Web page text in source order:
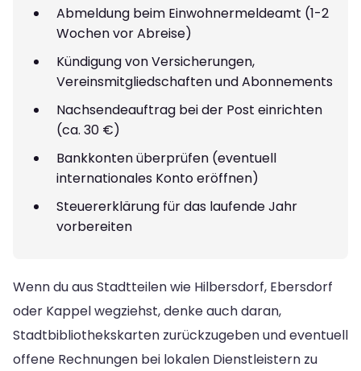
Abmeldung beim Einwohnermeldeamt (1-2
Wochen vor Abreise)
Kündigung von Versicherungen,
Vereinsmitgliedschaften und Abonnements
Nachsendeauftrag bei der Post einrichten
(ca. 30 €)
Bankkonten überprüfen (eventuell
internationales Konto eröffnen)
Steuererklärung für das laufende Jahr
vorbereiten
Wenn du aus Stadtteilen wie Hilbersdorf, Ebersdorf
oder Kappel wegziehst, denke auch daran,
Stadtbibliothekskarten zurückzugeben und eventuell
offene Rechnungen bei lokalen Dienstleistern zu